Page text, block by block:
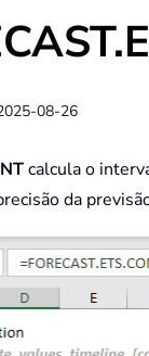
08-26
calcula o
da